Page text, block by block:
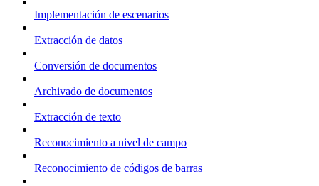
Implementación de escenarios
Extracción de datos
Conversión de documentos
Archivado de documentos
Extracción de texto
Reconocimiento a nivel de campo
Reconocimiento de códigos de barras